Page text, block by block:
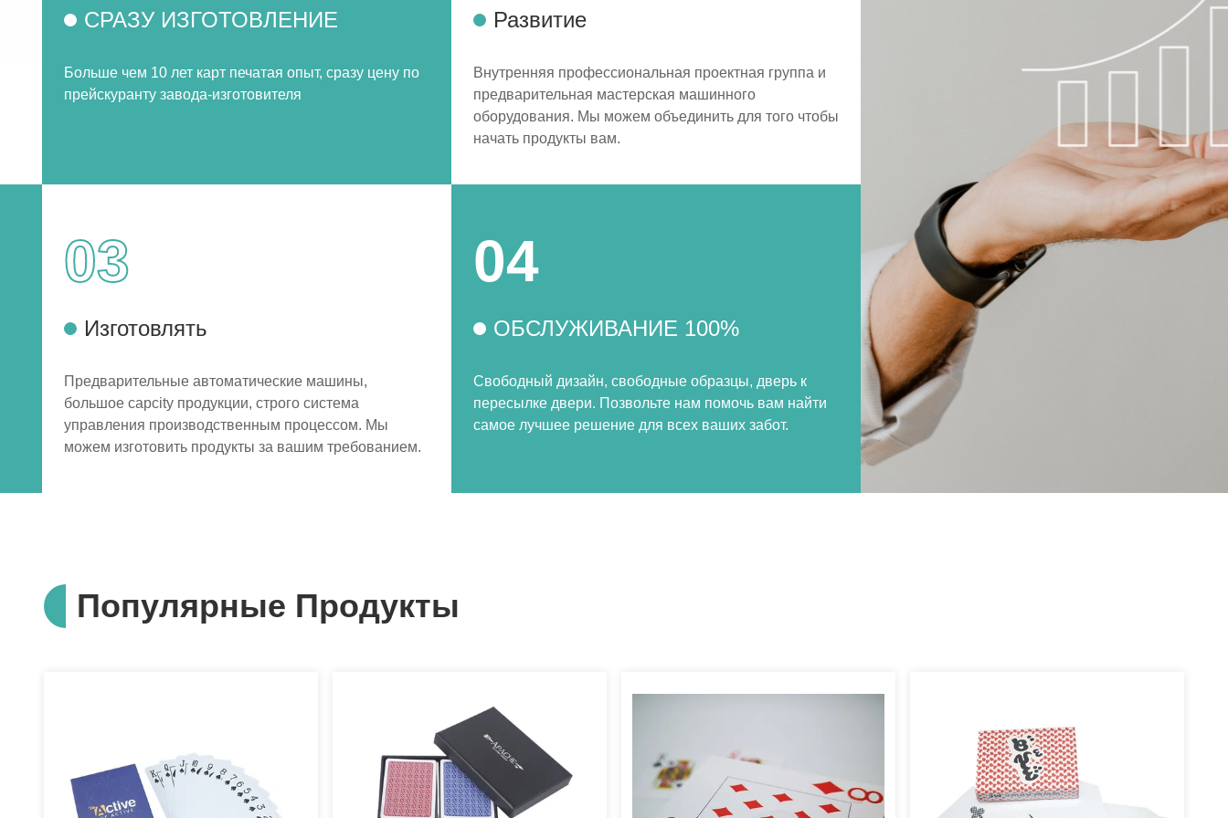
СРАЗУ ИЗГОТОВЛЕНИЕ
Больше чем 10 лет карт печатая опыт, сразу цену по
прейскуранту завода-изготовителя
Развитие
Внутренняя профессиональная проектная группа и
предварительная мастерская машинного
оборудования. Мы можем объединить для того чтобы
начать продукты вам.
03
Изготовлять
Предварительные автоматические машины,
большое capcity продукции, строго система
управления производственным процессом. Мы
можем изготовить продукты за вашим требованием.
04
ОБСЛУЖИВАНИЕ 100%
Свободный дизайн, свободные образцы, дверь к
пересылке двери. Позвольте нам помочь вам найти
самое лучшее решение для всех ваших забот.
Популярные Продукты